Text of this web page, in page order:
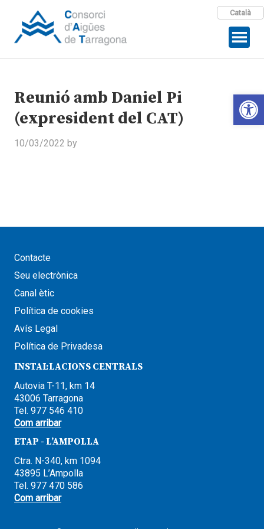
Català
Reunió amb Daniel Pi
(expresident del CAT)
10/03/2022 by
Contacte
Seu electrònica
Canal ètic
Política de cookies
Avís Legal
Política de Privadesa
INSTAL·LACIONS CENTRALS
Autovia T-11, km 14
43006 Tarragona
Tel. 977 546 410
Com arribar
ETAP - L’AMPOLLA
Ctra. N-340, km 1094
43895 L’Ampolla
Tel. 977 470 586
Com arribar